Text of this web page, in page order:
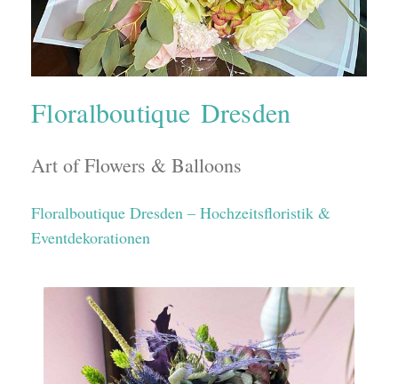
Floralboutique Dresden
Art of Flowers & Balloons
Floralboutique Dresden – Hochzeitsfloristik &
Eventdekorationen